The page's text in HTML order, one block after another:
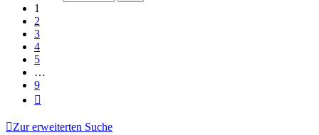
1
2
3
4
5
…
9
Zur erweiterten Suche